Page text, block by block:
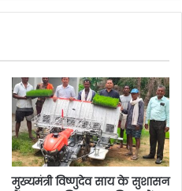
मुख्यमंत्री विष्णुदेव साय के सुशासन